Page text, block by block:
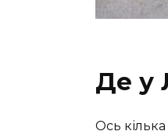
Де у
Ось